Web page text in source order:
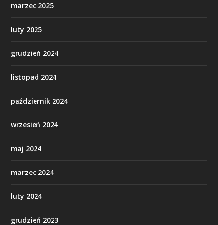
marzec 2025
luty 2025
grudzień 2024
listopad 2024
październik 2024
wrzesień 2024
maj 2024
marzec 2024
luty 2024
grudzień 2023